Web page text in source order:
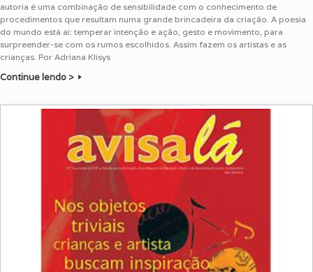
autoria é uma combinação de sensibilidade com o conhecimento de
procedimentos que resultam numa grande brincadeira da criação. A poesia
do mundo está ai: temperar intenção e ação, gesto e movimento, para
surpreender-se com os rumos escolhidos. Assim fazem os artistas e as
crianças. Por Adriana Klisys
Continue lendo >